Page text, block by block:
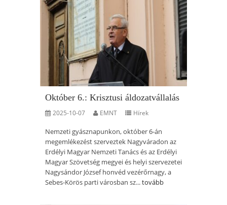
Október 6.: Krisztusi áldozatvállalás
2025-10-07 EMNT Hírek
Nemzeti gyásznapunkon, október 6-án
megemlékezést szerveztek Nagyváradon az
Erdélyi Magyar Nemzeti Tanács és az Erdélyi
Magyar Szövetség megyei és helyi szervezetei
Nagysándor József honvéd vezérőrnagy, a
Sebes-Körös parti városban sz...tovább